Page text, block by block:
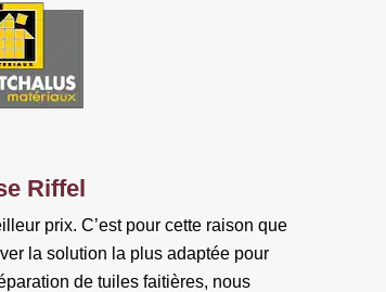
Riffel
prix. C’est pour cette raison que
la solution la plus adaptée pour
de tuiles faitières, nous